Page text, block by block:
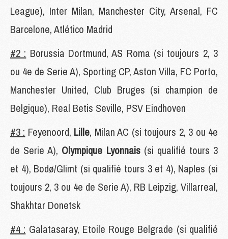
League), Inter Milan, Manchester City, Arsenal, FC
Barcelone, Atlético Madrid
#2 : Borussia Dortmund, AS Roma (si toujours 2, 3
ou 4e de Serie A), Sporting CP, Aston Villa, FC Porto,
Manchester United, Club Bruges (si champion de
Belgique), Real Betis Seville, PSV Eindhoven
#3 : Feyenoord, Lille, Milan AC (si toujours 2, 3 ou 4e
de Serie A), Olympique Lyonnais(si qualifié tours 3
et 4), Bodø/Glimt (si qualifié tours 3 et 4), Naples (si
toujours 2, 3 ou 4e de Serie A), RB Leipzig, Villarreal,
Shakhtar Donetsk
#4 : Galatasaray, Etoile Rouge Belgrade (si qualifié